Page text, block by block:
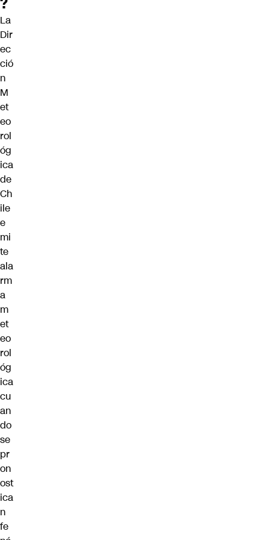
La
Dir
ec
ció
n
M
et
eo
rol
óg
ica
de
Ch
ile
e
mi
te
ala
rm
a
m
et
eo
rol
óg
ica
cu
an
do
se
pr
on
ost
ica
n
fe